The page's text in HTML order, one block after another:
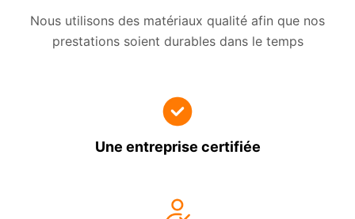
Nous utilisons des matériaux qualité afin que nos
prestations soient durables dans le temps
Une entreprise certifiée